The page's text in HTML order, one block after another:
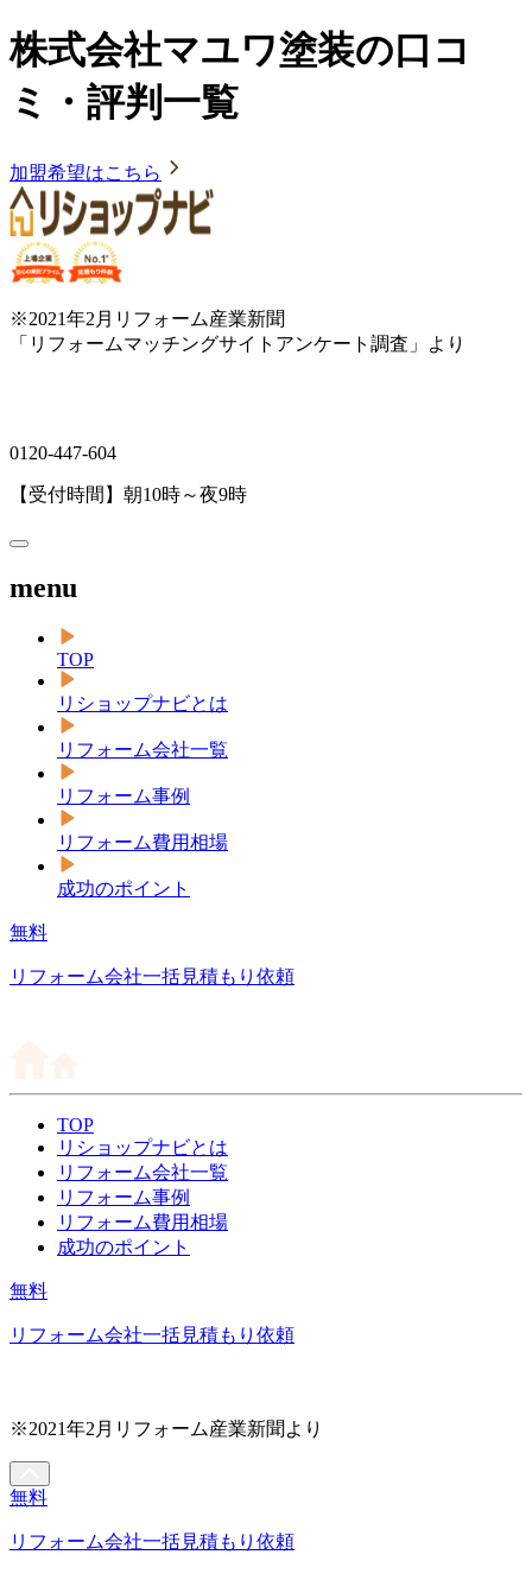
株式会社マユワ塗装の口コ
ミ・評判一覧
加盟希望はこちら
※2021年2月リフォーム産業新聞
「リフォームマッチングサイトアンケート調査」より
0120-447-604
【受付時間】朝10時～夜9時
menu
TOP
リショップナビとは
リフォーム会社一覧
リフォーム事例
リフォーム費用相場
成功のポイント
無料
リフォーム会社一括見積もり依頼
TOP
リショップナビとは
リフォーム会社一覧
リフォーム事例
リフォーム費用相場
成功のポイント
無料
リフォーム会社一括見積もり依頼
※2021年2月リフォーム産業新聞より
無料
リフォーム会社一括見積もり依頼